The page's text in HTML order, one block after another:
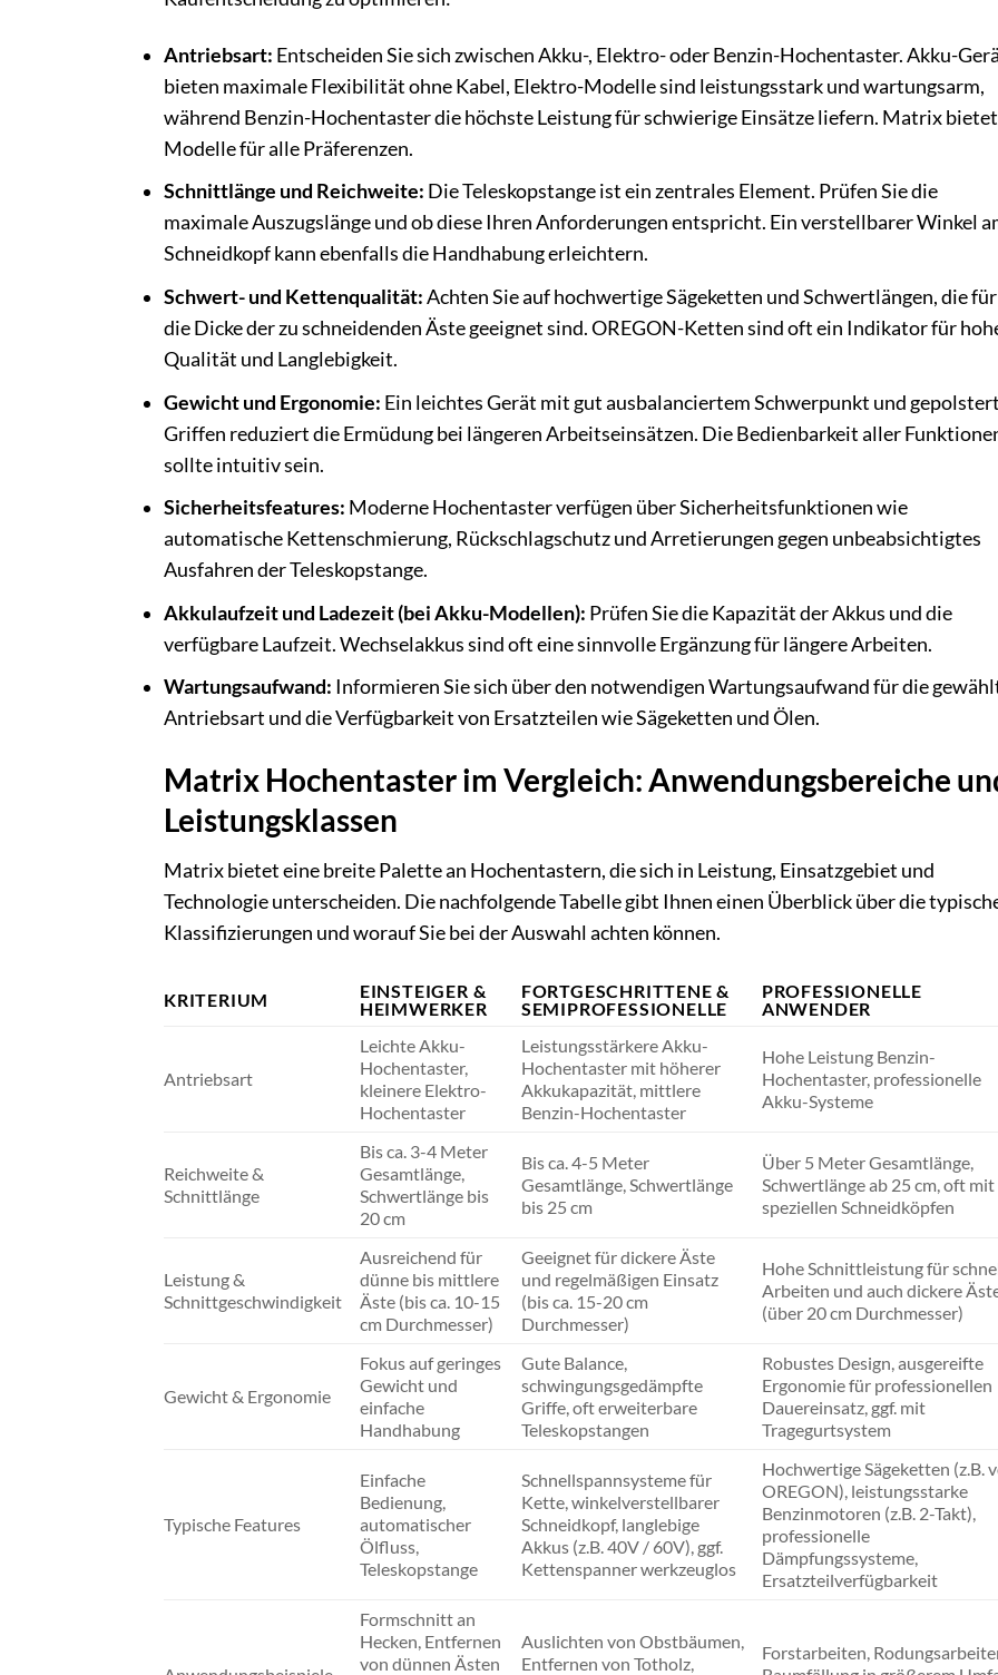
Antriebsart: Entscheiden Sie sich zwischen Akku-, Elektro- oder Benzin-Hochentaster. Akku-
bieten maximale Flexibilität ohne Kabel, Elektro-Modelle sind leistungsstark und wartungsarm,
während Benzin-Hochentaster die höchste Leistung für schwierige Einsätze liefern. Matrix bietet
Modelle für alle Präferenzen.
Schnittlänge und Reichweite: Die Teleskopstange ist ein zentrales Element. Prüfen Sie die
maximale Auszugslänge und ob diese Ihren Anforderungen entspricht. Ein verstellbarer Winkel
Schneidkopf kann ebenfalls die Handhabung erleichtern.
Schwert- und Kettenqualität:Achten Sie auf hochwertige Sägeketten und Schwertlängen, die für
die Dicke der zu schneidenden Äste geeignet sind. OREGON-Ketten sind oft ein Indikator für
Qualität und Langlebigkeit.
Gewicht und Ergonomie: Ein leichtes Gerät mit gut ausbalanciertem Schwerpunkt und
Griffen reduziert die Ermüdung bei längeren Arbeitseinsätzen. Die Bedienbarkeit aller
sollte intuitiv sein.
Sicherheitsfeatures: Moderne Hochentaster verfügen über Sicherheitsfunktionen wie
automatische Kettenschmierung, Rückschlagschutz und Arretierungen gegen unbeabsichtigtes
Ausfahren der Teleskopstange.
Akkulaufzeit und Ladezeit (bei Akku-Modellen): Prüfen Sie die Kapazität der Akkus und die
verfügbare Laufzeit. Wechselakkus sind oft eine sinnvolle Ergänzung für längere Arbeiten.
Wartungsaufwand: Informieren Sie sich über den notwendigen Wartungsaufwand für die
Antriebsart und die Verfügbarkeit von Ersatzteilen wie Sägeketten und Ölen.
Matrix Hochentaster im Vergleich: Anwendungsbereiche
Leistungsklassen
Matrix bietet eine breite Palette an Hochentastern, die sich in Leistung, Einsatzgebiet und
Technologie unterscheiden. Die nachfolgende Tabelle gibt Ihnen einen Überblick über die
Klassifizierungen und worauf Sie bei der Auswahl achten können.
KRITERIUM
EINSTEIGER &
HEIMWERKER
FORTGESCHRITTENE &
SEMIPROFESSIONELLE
PROFESSIONELLE
ANWENDER
Antriebsart
Leichte Akku-
Hochentaster,
kleinere Elektro-
Hochentaster
Leistungsstärkere Akku-
Hochentaster mit höherer
Akkukapazität, mittlere
Benzin-Hochentaster
Hohe Leistung Benzin-
Hochentaster, professionelle
Akku-Systeme
Reichweite &
Schnittlänge
Bis ca. 3-4 Meter
Gesamtlänge,
Schwertlänge bis
20 cm
Bis ca. 4-5 Meter
Gesamtlänge, Schwertlänge
bis 25 cm
Über 5 Meter Gesamtlänge,
Schwertlänge ab 25 cm, oft mit
speziellen Schneidköpfen
Leistung &
Schnittgeschwindigkeit
Ausreichend für
dünne bis mittlere
Äste (bis ca. 10-15
cm Durchmesser)
Geeignet für dickere Äste
und regelmäßigen Einsatz
(bis ca. 15-20 cm
Durchmesser)
Hohe Schnittleistung für
Arbeiten und auch dickere
(über 20 cm Durchmesser)
Gewicht & Ergonomie
Fokus auf geringes
Gewicht und
einfache
Handhabung
Gute Balance,
schwingungsgedämpfte
Griffe, oft erweiterbare
Teleskopstangen
Robustes Design, ausgereifte
Ergonomie für professionellen
Dauereinsatz, ggf. mit
Tragegurtsystem
Typische Features
Einfache
Bedienung,
automatischer
Ölfluss,
Teleskopstange
Schnellspannsysteme für
Kette, winkelverstellbarer
Schneidkopf, langlebige
Akkus (z.B. 40V / 60V), ggf.
Kettenspanner werkzeuglos
Hochwertige Sägeketten (z.B.
OREGON), leistungsstarke
Benzinmotoren (z.B. 2-Takt),
professionelle
Dämpfungssysteme,
Ersatzteilverfügbarkeit
Formschnitt an
Hecken, Entfernen
von dünnen Ästen
Auslichten von Obstbäumen,
Entfernen von Totholz,
Forstarbeiten,